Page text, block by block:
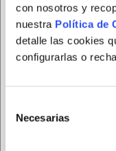
con nosotros y
nuestra Política de
detalle las cookies
configurarlas o
Necesarias
FUNDACION
para gestionar el
oposición a su
de decisiones